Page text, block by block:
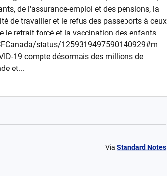
de l'assurance-emploi et des pensions, la
de travailler et le refus des passeports à ceux
le retrait forcé et la vaccination des enfants.
status/1259319497590140929#m
19 compte désormais des millions de
et...
Via Standard Notes